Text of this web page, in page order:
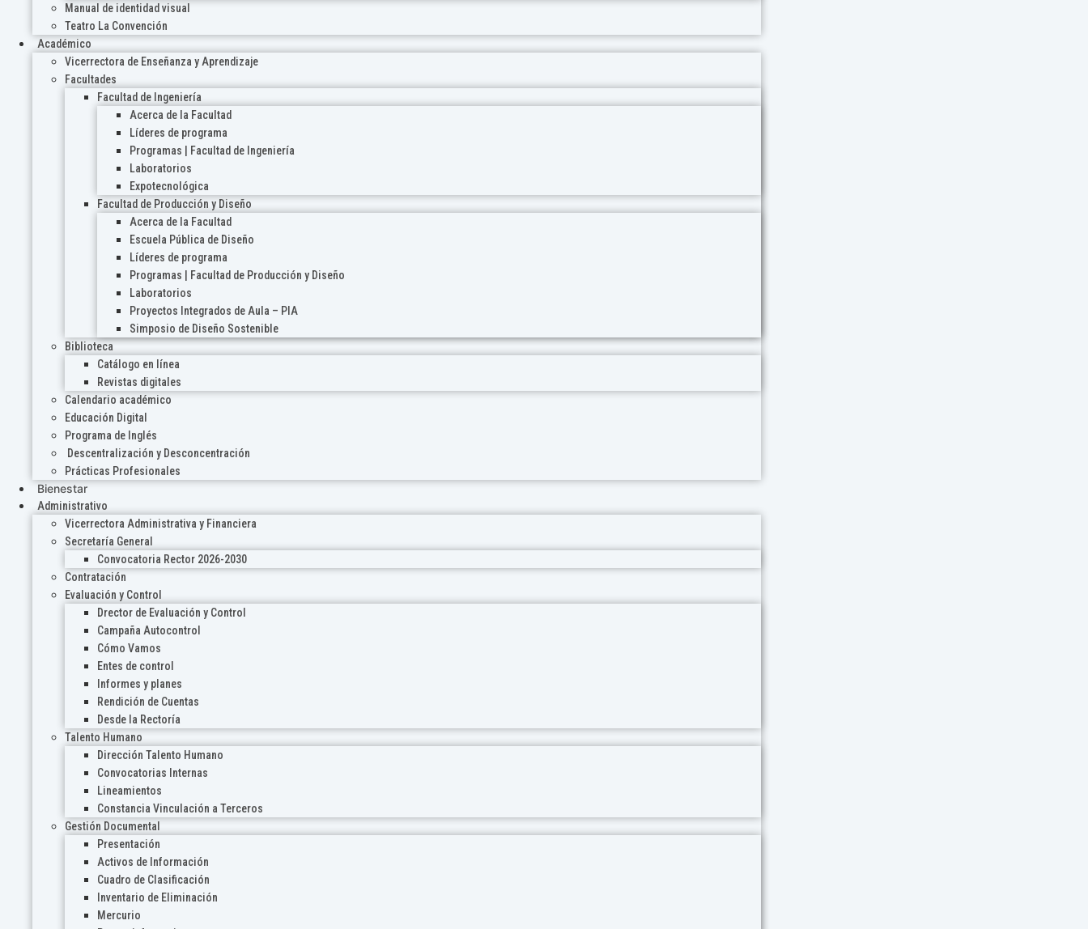
Manual de identidad visual
Teatro La Convención
Académico
Vicerrectora de Enseñanza y Aprendizaje
Facultades
Facultad de Ingeniería
Acerca de la Facultad
Líderes de programa
Programas | Facultad de Ingeniería
Laboratorios
Expotecnológica
Facultad de Producción y Diseño
Acerca de la Facultad
Escuela Pública de Diseño
Líderes de programa
Programas | Facultad de Producción y Diseño
Laboratorios
Proyectos Integrados de Aula – PIA
Simposio de Diseño Sostenible
Biblioteca
Catálogo en línea
Revistas digitales
Calendario académico
Educación Digital
Programa de Inglés
Descentralización y Desconcentración
Prácticas Profesionales
Bienestar
Administrativo
Vicerrectora Administrativa y Financiera
Secretaría General
Convocatoria Rector 2026-2030
Contratación
Evaluación y Control
Drector de Evaluación y Control
Campaña Autocontrol
Cómo Vamos
Entes de control
Informes y planes
Rendición de Cuentas
Desde la Rectoría
Talento Humano
Dirección Talento Humano
Convocatorias Internas
Lineamientos
Constancia Vinculación a Terceros
Gestión Documental
Presentación
Activos de Información
Cuadro de Clasificación
Inventario de Eliminación
Mercurio